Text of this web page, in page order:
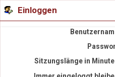
Einloggen
Sitzungslänge in